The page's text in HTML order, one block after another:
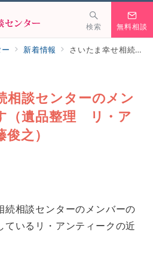
検索 無料相談
新着情報 さいたま幸せ相続相談センターのメンバーのご紹介です（遺品整理 リ・アンティーク 近藤俊之）
相談センターのメン
（遺品整理 リ・ア
之）
続相談センターのメンバーの
ているリ・アンティークの近